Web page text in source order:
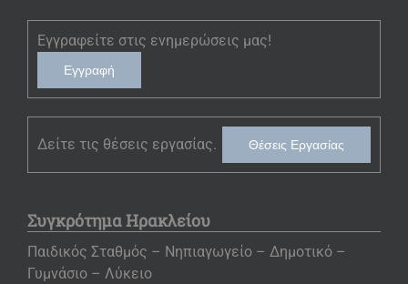
Εγγραφείτε στις ενημερώσεις μας!
Εγγραφή
Δείτε τις θέσεις εργασίας. Θέσεις Εργασίας
Συγκρότημα Ηρακλείου
Παιδικός Σταθμός – Νηπιαγωγείο – Δημοτικό –
Γυμνάσιο – Λύκειο